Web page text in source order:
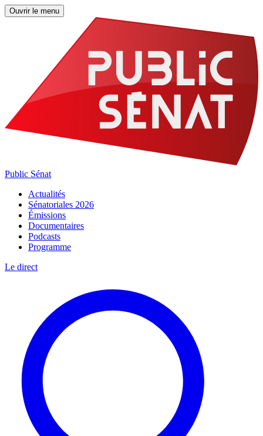
Ouvrir le menu
Public Sénat
Actualités
Sénatoriales 2026
Émissions
Documentaires
Podcasts
Programme
Le direct